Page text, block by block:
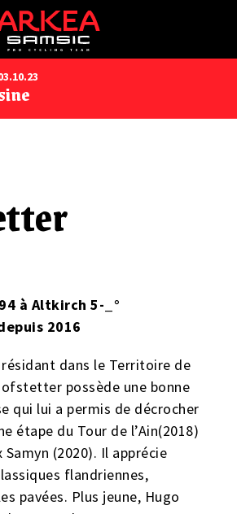
à Altkirch 5-_°
2016
résidant dans le Territoire de
possède une bonne
qui lui a permis de décrocher
étape du Tour de l’Ain(2018)
(2020). Il apprécie
flandriennes,
pavées. Plus jeune, Hugo